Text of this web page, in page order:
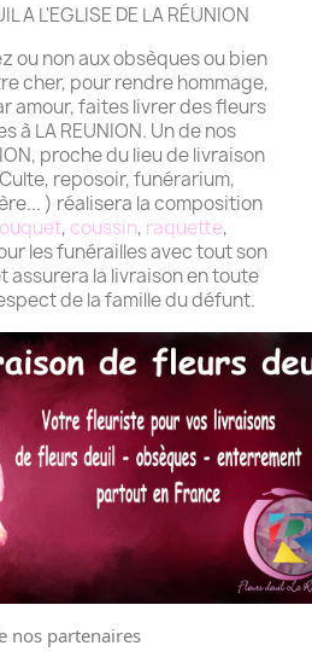
A L'EGLISE DE LA RÉUNION
ou non aux obsèques ou bien
cher, pour rendre hommage,
amour, faites livrer des fleurs
à LA REUNION. Un de nos
proche du lieu de livraison
reposoir, funérarium,
) réalisera la composition
, coussin, raquette,
les funérailles avec tout son
assurera la livraison en toute
de la famille du défunt.
nos partenaires